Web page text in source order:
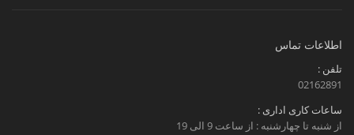
اطلاعات تماس
تلفن :
02162891
ساعات کاری اداری :
از شنبه تا چهارشنبه : از ساعت 9 الی 19